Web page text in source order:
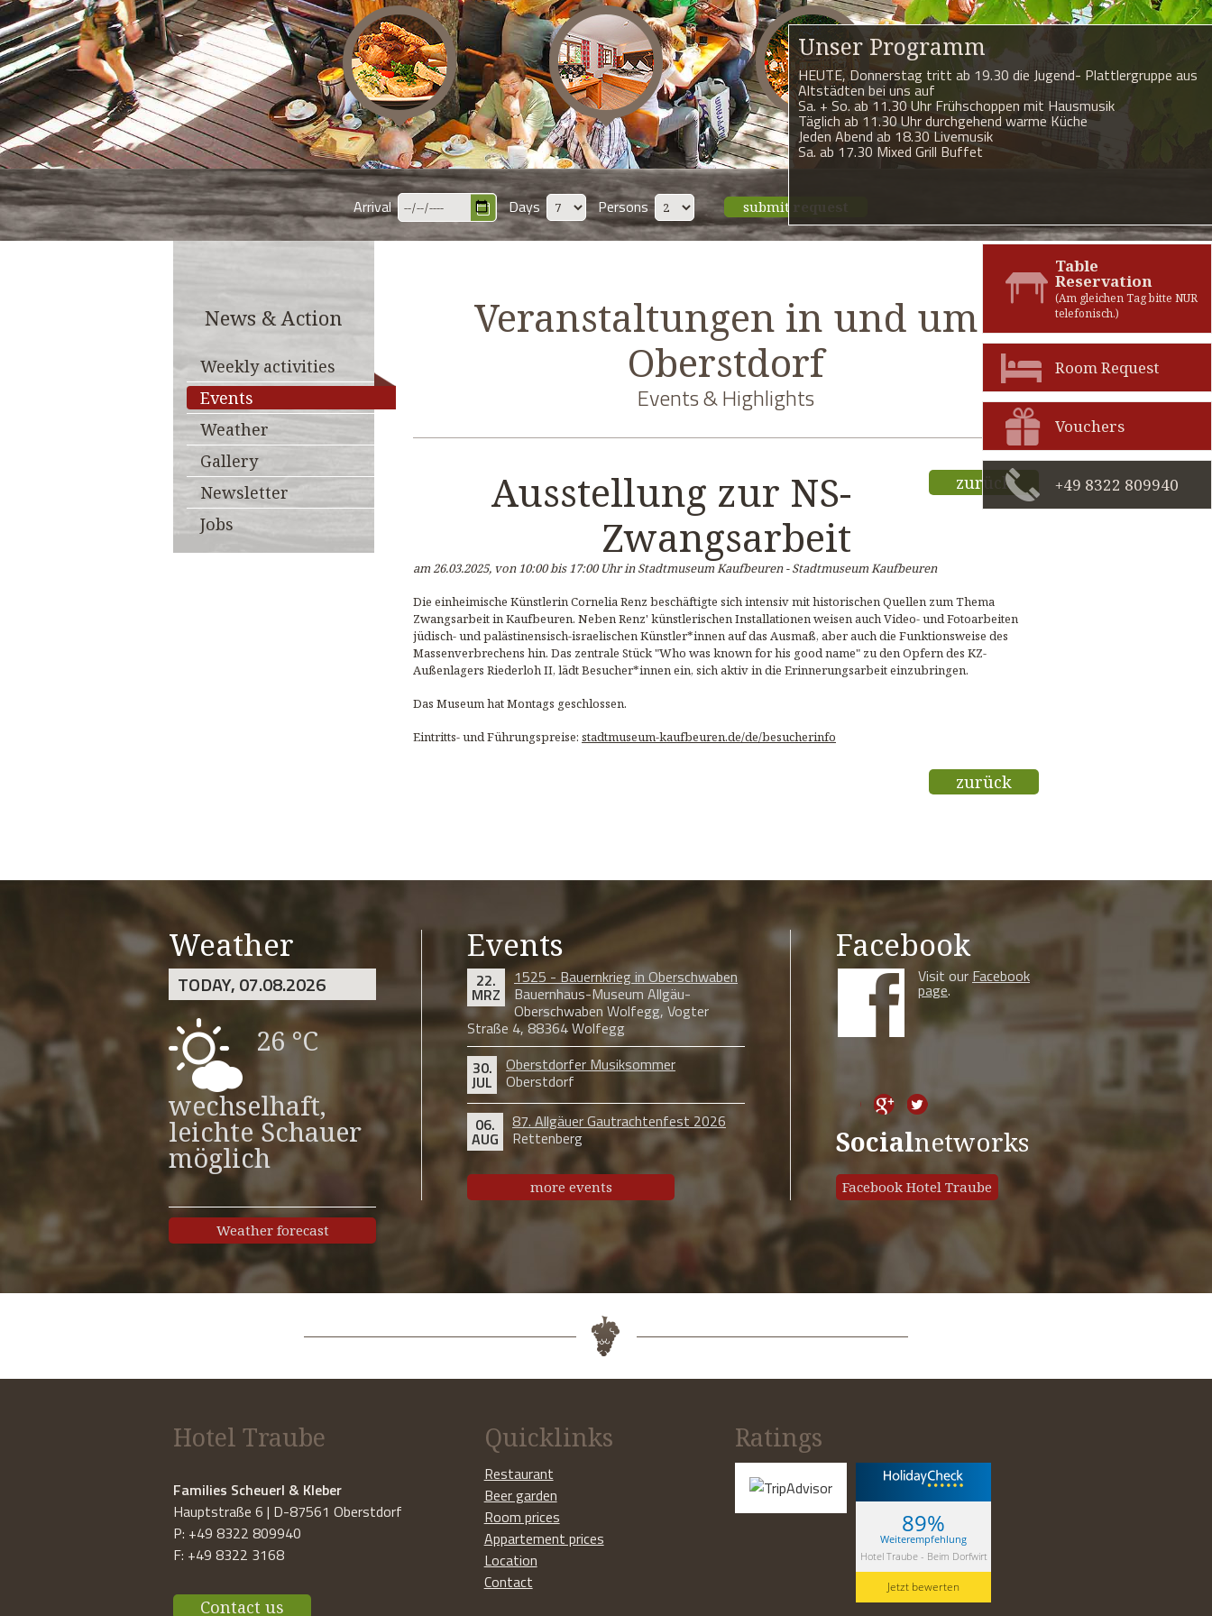
Arrival Days Persons submit
Unser Programm
HEUTE, Donnerstag tritt ab 19.30 die Jugend- Plattlergruppe aus
Altstädten bei uns auf
Sa. + So. ab 11.30 Uhr Frühschoppen mit Hausmusik
Täglich ab 11.30 Uhr durchgehend warme Küche
Jeden Abend ab 18.30 Livemusik
Sa. ab 17.30 Mixed Grill Buffet
Table
Reservation
(Am gleichen Tag bitte NUR
telefonisch.)
Room Request
Vouchers
+49 8322 809940
Veranstaltungen in und um
Oberstdorf
Events & Highlights
zurück
Ausstellung zur NS-
Zwangsarbeit
am 26.03.2025, von 10:00 bis 17:00 Uhr in Stadtmuseum Kaufbeuren - Stadtmuseum Kaufbeuren
Die einheimische Künstlerin Cornelia Renz beschäftigte sich intensiv mit historischen Quellen zum Thema
Zwangsarbeit in Kaufbeuren. Neben Renz' künstlerischen Installationen weisen auch Video- und Fotoarbeiten
jüdisch- und palästinensisch-israelischen Künstler*innen auf das Ausmaß, aber auch die Funktionsweise des
Massenverbrechens hin. Das zentrale Stück "Who was known for his good name" zu den Opfern des KZ-
Außenlagers Riederloh II, lädt Besucher*innen ein, sich aktiv in die Erinnerungsarbeit einzubringen.
Das Museum hat Montags geschlossen.
Eintritts- und Führungspreise:stadtmuseum-kaufbeuren.de/de/besucherinfo
zurück
News & Action
Weekly activities
Events
Weather
Gallery
Newsletter
Jobs
Weather
TODAY, 07.08.2026
26 °C
wechselhaft,
leichte Schauer
möglich
Weather forecast
Events
22.
MRZ
1525 - Bauernkrieg in Oberschwaben
Bauernhaus-Museum Allgäu-
Oberschwaben Wolfegg, Vogter
Straße 4, 88364 Wolfegg
30.
JUL
Oberstdorfer Musiksommer
Oberstdorf
06.
AUG
87. Allgäuer Gautrachtenfest 2026
Rettenberg
more events
Facebook
Visit our Facebook
page.
Socialnetworks
Facebook Hotel Traube
Hotel Traube
Families Scheuerl & Kleber
Hauptstraße 6 | D-87561 Oberstdorf
P: +49 8322 809940
F: +49 8322 3168
Contact us
Quicklinks
Restaurant
Beer garden
Room prices
Appartement prices
Location
Contact
Ratings
89%
Weiterempfehlung
Hotel Traube - Beim Dorfwirt
Jetzt bewerten